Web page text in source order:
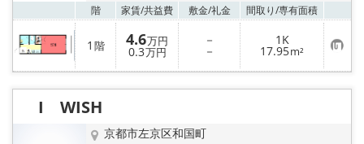
階 家賃/共益費 敷金/礼金 間取り/専有面積
1 階 4.6万円
0.3万円
－
－
1K
17.95m² お
気
に
I WISH
京都市左京区和国町